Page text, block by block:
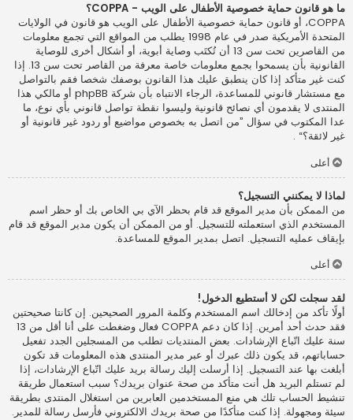
ما هو قانون حماية خصوصية الأطفال على الويب - COPPA؟
COPPA، أو قانون حماية خصوصية الأطفال على الويب هو قانون في الولايات
المتحدة الأمريكية صدر في عام 1998 يطلب من المواقع التي تجمع معلومات
من القاصرين تحت سن 13 أن تُكتَب وصاية أبوية، أو أشكال أخرى للوصاية
القانونية بأن يسمحوا بجمع معلومات خاصة معرفة من القاصر تحت سن 13. إذا
كنت غير متأكد إذا كان ينطبق عليك هذا القانون بوصفك شخصا فقم بالتواصل
مع مستشار قانوني للمساعدة، الرجاء الانتباه بأن شركة phpBB أو مالكي هذا
المنتدى لا يقدمون أي نصائح قانونية وليسوا نقطة تواصل قانوني بأي نوع، ما
عدا المكتوب في سؤال ”من اتصل به بخصوص مواضيع أو ردود غير قانونية أو
غير لائقة؟“ .
أعلى
لماذا لا يمكنني التسجيل؟
من الممكن بأن مدير الموقع قد قام بحظر الآي بي الخاص بك أو حظر اسم
المستخدم الذي استعملته للتسجيل. أو من الممكن أن يكون مدير الموقع قد قام
بإيقاف عمليه التسجيل. اتصل بمدير الموقع للمساعدة.
أعلى
لقد سجلت لكن لا أستطيع الدخول!
أولًا تأكد من إدخالك اسم المستخدم وكلمة المرور الصحيحين. إن كانتا صحيحتين
فقد حدث أحد أمرين. إذا كان دعم COPPA فعال وضغطت على أنا أقل من 13
سنة عليك اتّباع الإرشادات. بعض المنتديات تطلب من المسجلين الجدد تفعيل
حساباتهم، قد يكون ذلك عبرك أو عبر مدير المنتدى هذه المعلومات قد تكون
أبلغت بها عند التسجيل. إذا أرسلت إليك رسالة بريد عليك اتّباع الإرشادات، إذا
لم تستلم البريد هل أنت متأكد من صحة عنوان بريدك؟ سبب استعمال طريقة
تنشيط الحساب تلك هي منع المستخدمين العابرين من استغلال المنتدى بطريقة
سيئة ومجهولة. إذا كنت متأكدًا من صحة بريدك الالكتروني فأرسل رسالة للمدير.